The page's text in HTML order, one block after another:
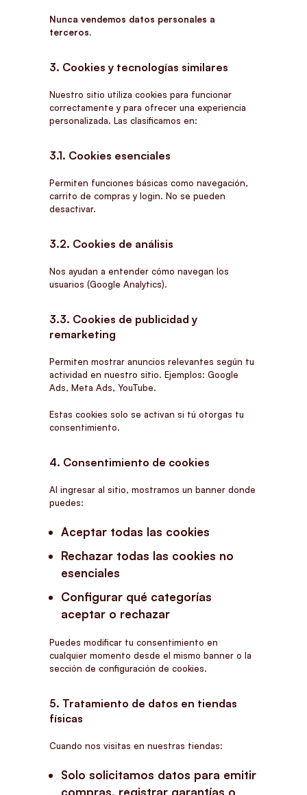
Nunca vendemos datos personales a
terceros.
3. Cookies y tecnologías similares
Nuestro sitio utiliza cookies para funcionar
correctamente y para ofrecer una experiencia
personalizada. Las clasificamos en:
3.1. Cookies esenciales
Permiten funciones básicas como navegación,
carrito de compras y login. No se pueden
desactivar.
3.2. Cookies de análisis
Nos ayudan a entender cómo navegan los
usuarios (Google Analytics).
3.3. Cookies de publicidad y
remarketing
Permiten mostrar anuncios relevantes según tu
actividad en nuestro sitio. Ejemplos: Google
Ads, Meta Ads, YouTube.
Estas cookies solo se activan si tú otorgas tu
consentimiento.
4. Consentimiento de cookies
Al ingresar al sitio, mostramos un banner donde
puedes:
Aceptar todas las cookies
Rechazar todas las cookies no
esenciales
Configurar qué categorías
aceptar o rechazar
Puedes modificar tu consentimiento en
cualquier momento desde el mismo banner o la
sección de configuración de cookies.
5. Tratamiento de datos en tiendas
físicas
Cuando nos visitas en nuestras tiendas:
Solo solicitamos datos para emitir
compras, registrar garantías o